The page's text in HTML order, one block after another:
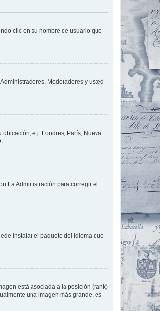
clic en su nombre de usuario que
Moderadores y usted
ubicación, e.j. Londres, París, Nueva
La Administración para corregir el
instalar el paquete del idioma que
está asociada a la posición (rank)
una imagen más grande, es